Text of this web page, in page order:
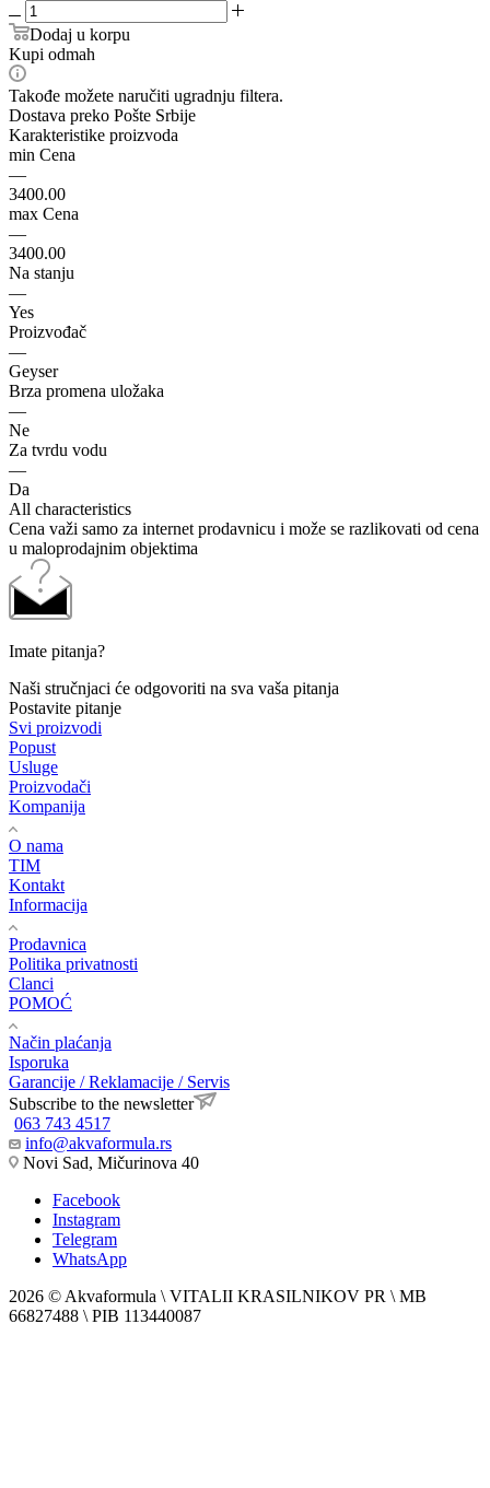
Dodaj u korpu
Kupi odmah
Takođe možete naručiti ugradnju filtera.
Dostava preko Pošte Srbije
Karakteristike proizvoda
min Cena
—
3400.00
max Cena
—
3400.00
Na stanju
—
Yes
Proizvođač
—
Geyser
Brza promena uložaka
—
Ne
Za tvrdu vodu
—
Da
All characteristics
Cena važi samo za internet prodavnicu i može se razlikovati od cena
u maloprodajnim objektima
Imate pitanja?
Naši stručnjaci će odgovoriti na sva vaša pitanja
Postavite pitanje
Svi proizvodi
Popust
Usluge
Proizvodači
Kompanija
O nama
TIM
Kontakt
Informacija
Prodavnica
Politika privatnosti
Clanci
POMOĆ
Način plaćanja
Isporuka
Garancije / Reklamacije / Servis
Subscribe to the newsletter
063 743 4517
info@akvaformula.rs
Novi Sad, Mičurinova 40
Facebook
Instagram
Telegram
WhatsApp
2026 © Akvaformula \ VITALII KRASILNIKOV PR \ MB
66827488 \ PIB 113440087